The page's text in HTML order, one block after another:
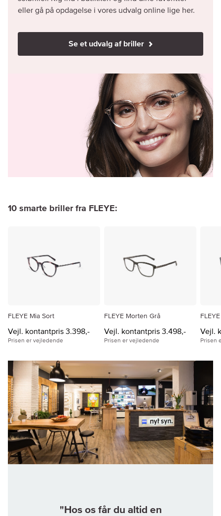
eller gå på opdagelse i vores udvalg online lige her.
Se et udvalg af briller
10 smarte briller fra FLEYE:
FLEYE Mia Sort
Vejl. kontantpris 3.398,-
Prisen er vejledende
FLEYE Morten Grå
Vejl. kontantpris 3.498,-
Prisen er vejledende
Vejl.
Prisen
"Hos os får du altid en